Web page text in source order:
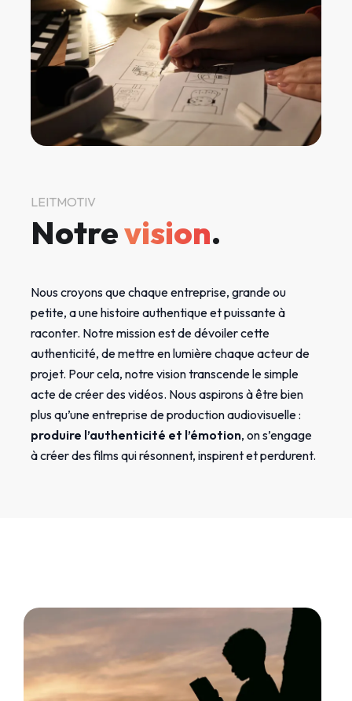
LEITMOTIV
Notrevision.
Nous croyons que chaque entreprise, grande ou
petite, a une histoire authentique et puissante à
raconter. Notre mission est de dévoiler cette
authenticité, de mettre en lumière chaque acteur de
projet. Pour cela, notre vision transcende le simple
acte de créer des vidéos. Nous aspirons à être bien
plus qu’une entreprise de production audiovisuelle :
produire l’authenticité et l’émotion, on s’engage
à créer des films qui résonnent, inspirent et perdurent.